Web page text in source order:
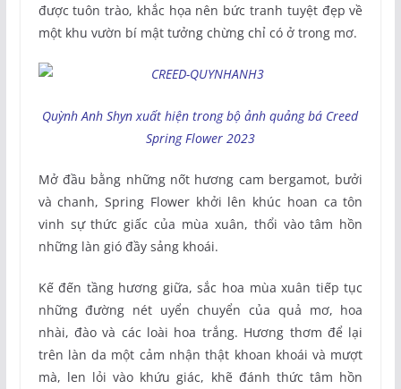
được tuôn trào, khắc họa nên bức tranh tuyệt đẹp về
một khu vườn bí mật tưởng chừng chỉ có ở trong mơ.
Quỳnh Anh Shyn xuất hiện trong bộ ảnh quảng bá Creed
Spring Flower 2023
Mở đầu bằng những nốt hương cam bergamot, bưởi
và chanh, Spring Flower khởi lên khúc hoan ca tôn
vinh sự thức giấc của mùa xuân, thổi vào tâm hồn
những làn gió đầy sảng khoái.
Kế đến tầng hương giữa, sắc hoa mùa xuân tiếp tục
những đường nét uyển chuyển của quả mơ, hoa
nhài, đào và các loài hoa trắng. Hương thơm để lại
trên làn da một cảm nhận thật khoan khoái và mượt
mà, len lỏi vào khứu giác, khẽ đánh thức tâm hồn